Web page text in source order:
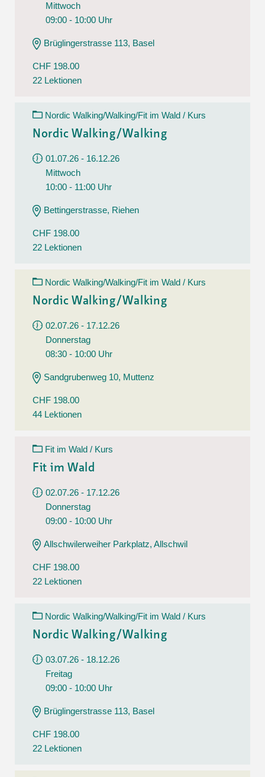
Mittwoch
09:00 - 10:00 Uhr
Brüglingerstrasse 113, Basel
CHF 198.00
22 Lektionen
Nordic Walking/Walking/Fit im Wald / Kurs
Nordic Walking/Walking
01.07.26 - 16.12.26
Mittwoch
10:00 - 11:00 Uhr
Bettingerstrasse, Riehen
CHF 198.00
22 Lektionen
Nordic Walking/Walking/Fit im Wald / Kurs
Nordic Walking/Walking
02.07.26 - 17.12.26
Donnerstag
08:30 - 10:00 Uhr
Sandgrubenweg 10, Muttenz
CHF 198.00
44 Lektionen
Fit im Wald / Kurs
Fit im Wald
02.07.26 - 17.12.26
Donnerstag
09:00 - 10:00 Uhr
Allschwilerweiher Parkplatz, Allschwil
CHF 198.00
22 Lektionen
Nordic Walking/Walking/Fit im Wald / Kurs
Nordic Walking/Walking
03.07.26 - 18.12.26
Freitag
09:00 - 10:00 Uhr
Brüglingerstrasse 113, Basel
CHF 198.00
22 Lektionen